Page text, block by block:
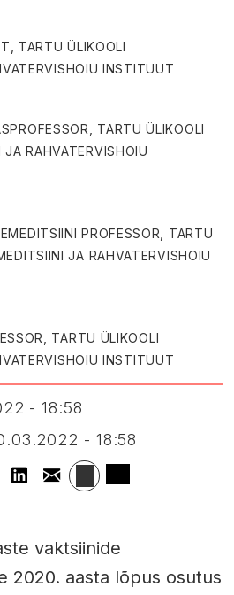
TARTU ÜLIKOOLI
INSTITUUT
TARTU ÜLIKOOLI
JA RAHVATERVISHOIU
PROFESSOR, TARTU
JA RAHVATERVISHOIU
TARTU ÜLIKOOLI
INSTITUUT
- 18:58
- 18:58
vaktsiinide
2020. aasta lõpus osutus